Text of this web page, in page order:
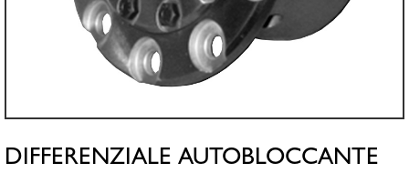
DIFFERENZIALE AUTOBLOCCANTE